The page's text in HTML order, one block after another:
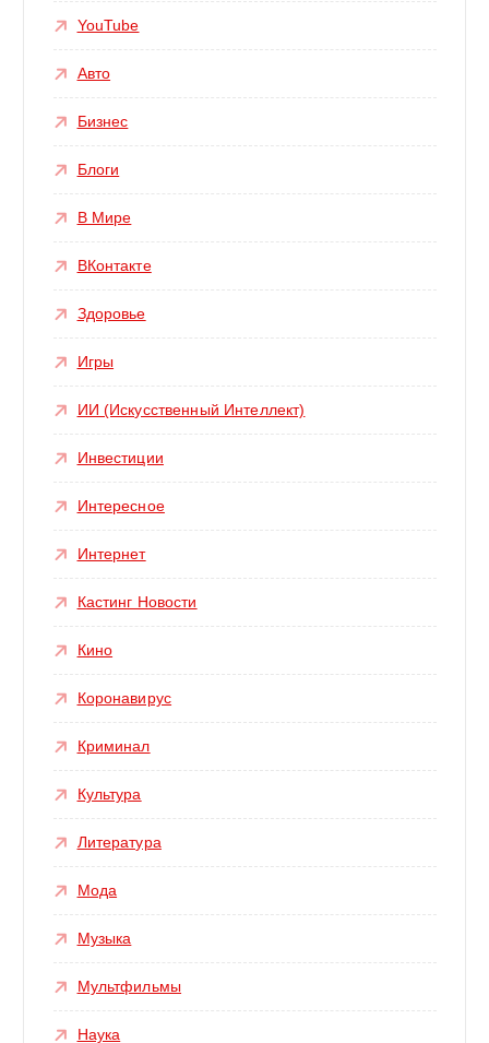
YouTube
Авто
Бизнес
Блоги
В Мире
ВКонтакте
Здоровье
Игры
ИИ (Искусственный Интеллект)
Инвестиции
Интересное
Интернет
Кастинг Новости
Кино
Коронавирус
Криминал
Культура
Литература
Мода
Музыка
Мультфильмы
Наука